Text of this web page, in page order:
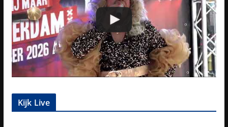
Kijk Live